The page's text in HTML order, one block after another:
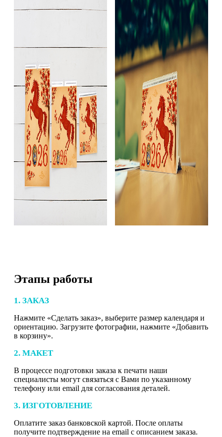
Этапы работы
1. ЗАКАЗ
Нажмите «Сделать заказ», выберите размер календаря и
ориентацию. Загрузите фотографии, нажмите «Добавить
в корзину».
2. МАКЕТ
В процессе подготовки заказа к печати наши
специалисты могут связаться с Вами по указанному
телефону или email для согласования деталей.
3. ИЗГОТОВЛЕНИЕ
Оплатите заказ банковской картой. После оплаты
получите подтверждение на email с описанием заказа.